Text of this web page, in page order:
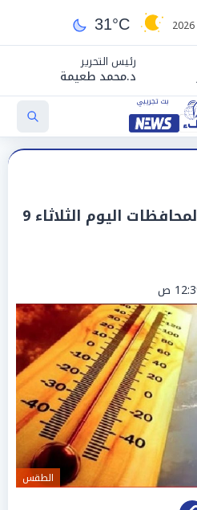
31°C
رئيس التحرير
د.محمد طعيمة
درجات الحرارة بجميع المحافظات اليوم الثلاثاء 9
الطقس